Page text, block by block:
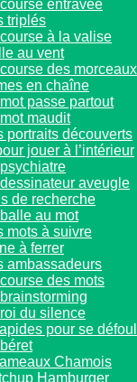
entravée
triplés
à la valise
au vent
des
en chaîne
passe partout
maudit
portraits découverts
jouer à l’intérieur
aveugle
de recherche
au mot
mots à suivre
à ferrer
ambassadeurs
des mots
du silence
pour se
Chamois
Hamburger